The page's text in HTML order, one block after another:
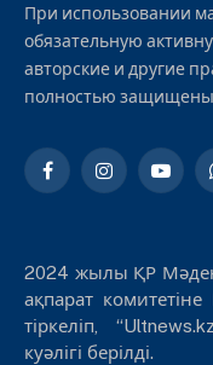
При использовании
обязательную
авторские и другие
полностью
FacebookInstagram
2024 жылы ҚР
ақпарат
тіркеліп,
куәлігі берілді.